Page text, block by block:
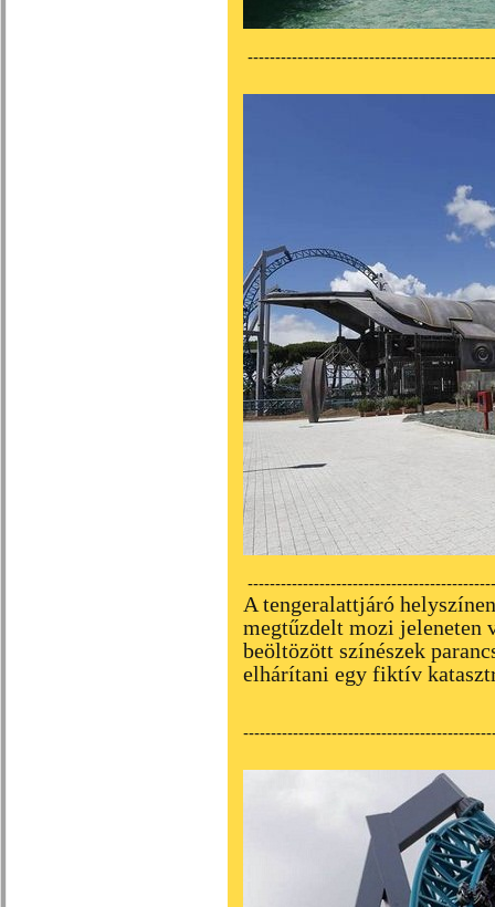
A tengeralattjáró
megtűzdelt mozi jeleneten
beöltözött színészek
elhárítani egy fiktív